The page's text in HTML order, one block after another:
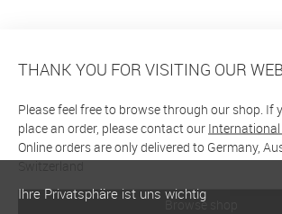
THANK YOU FOR VISITING OUR
Please feel free to browse through our shop. If
place an order, please contact our International
Online orders are only delivered to Germany,
Switzerland
Browse shop
Ihre Privatsphäre ist uns wichtig